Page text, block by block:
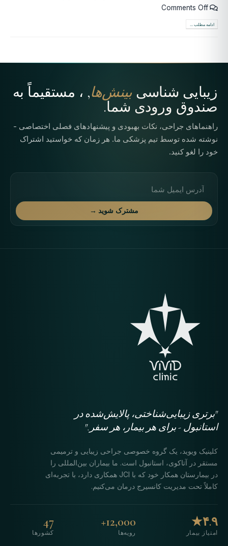
Comments Off
ادامه مطلب ...
زیبایی شناسیبینش‌ها, ، مستقیماً به
صندوق ورودی شما.
راهنماهای جراحی، نکات بهبودی و پیشنهادهای فصلی اختصاصی -
نوشته شده توسط تیم پزشکی ما. هر زمان که خواستید اشتراک
خود را لغو کنید.
مشترک شوید →
"برتری زیبایی‌شناختی، پالایش‌شده در
استانبول - برای هر بیمار، هر سفر."
کلینیک ویوید، یک گروه خصوصی جراحی زیبایی و ترمیمی
مستقر در آتاکوی، استانبول است. ما بیماران بین‌المللی را
در بیمارستان همکار خود که با JCI همکاری دارد، با تجربه‌ای
کاملاً تحت مدیریت کانسیرج درمان می‌کنیم.
۴.۹★
امتیاز بیمار
12,000+
رویه‌ها
47
کشورها